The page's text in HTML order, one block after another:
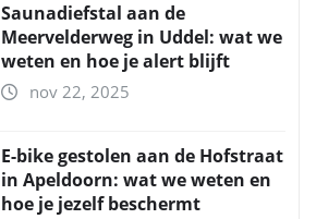
Saunadiefstal aan de
Meervelderweg in Uddel: wat we
weten en hoe je alert blijft
nov 22, 2025
E-bike gestolen aan de Hofstraat
in Apeldoorn: wat we weten en
hoe je jezelf beschermt